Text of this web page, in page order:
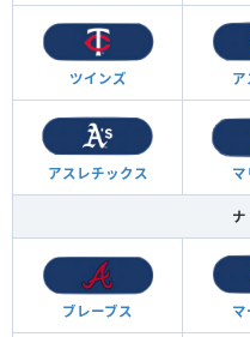
ツインズ ア
アスレチックス マ
ナ
ブレーブス マ